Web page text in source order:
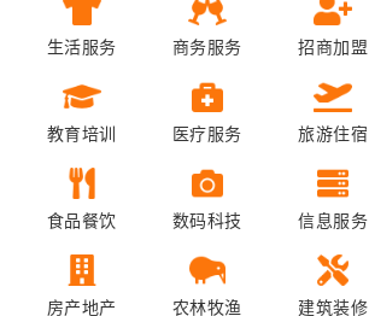
生活服务 商务服务 招商加盟
教育培训 医疗服务 旅游住宿
食品餐饮 数码科技 信息服务
房产地产 农林牧渔 建筑装修